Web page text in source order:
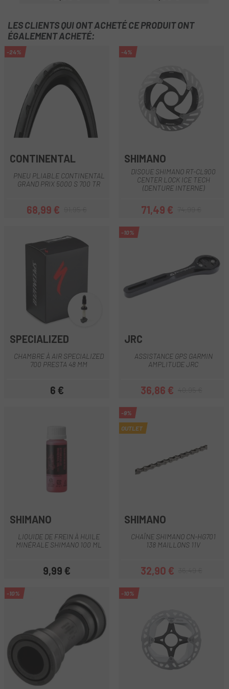
LES CLIENTS QUI ONT ACHETÉ CE PRODUIT ONT
ÉGALEMENT ACHETÉ:
-24%
CONTINENTAL
PNEU PLIABLE CONTINENTAL
GRAND PRIX 5000 S 700 TR
Prix
68,99 €Prix habituel
-4%
SHIMANO
DISQUE SHIMANO RT-CL900
CENTER LOCK ICE TECH
(DENTURE INTERNE)
Prix
71,49 €Prix habituel
SPECIALIZED
CHAMBRE À AIR SPECIALIZED
700 PRESTA 48 MM
Prix
6 €
-10%
JRC
ASSISTANCE GPS GARMIN
AMPLITUDE JRC
Prix
36,86 €Prix habituel
SHIMANO
LIQUIDE DE FREIN À HUILE
MINÉRALE SHIMANO 100 ML
Prix
9,99 €
-9%
OUTLET
SHIMANO
CHAÎNE SHIMANO CN-HG701
138 MAILLONS 11V
Prix
32,90 €Prix habituel
-10% -10%